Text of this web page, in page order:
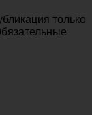
только